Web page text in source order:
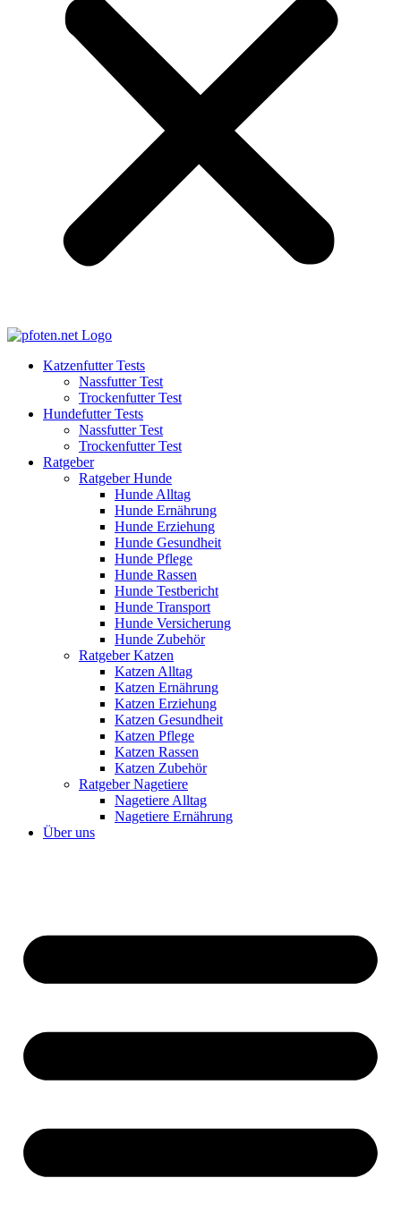
Katzenfutter Tests
Nassfutter Test
Trockenfutter Test
Hundefutter Tests
Nassfutter Test
Trockenfutter Test
Ratgeber
Ratgeber Hunde
Hunde Alltag
Hunde Ernährung
Hunde Erziehung
Hunde Gesundheit
Hunde Pflege
Hunde Rassen
Hunde Testbericht
Hunde Transport
Hunde Versicherung
Hunde Zubehör
Ratgeber Katzen
Katzen Alltag
Katzen Ernährung
Katzen Erziehung
Katzen Gesundheit
Katzen Pflege
Katzen Rassen
Katzen Zubehör
Ratgeber Nagetiere
Nagetiere Alltag
Nagetiere Ernährung
Über uns